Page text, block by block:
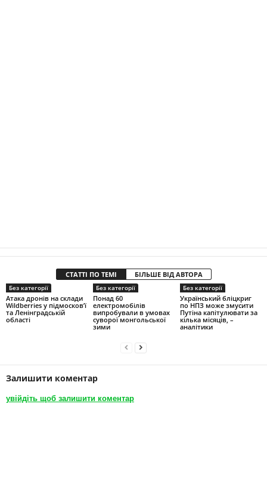
СТАТТІ ПО ТЕМІ БІЛЬШЕ ВІД АВТОРА
Без категорії
Атака дронів на склади
Wildberries у підмосков’ї
та Ленінградській
області
Без категорії
Понад 60
електромобілів
випробували в умовах
суворої монгольської
зими
Без категорії
Український бліцкриг
по НПЗ може змусити
Путіна капітулювати за
кілька місяців, –
аналітики
Залишити коментар
увійдіть щоб залишити коментар